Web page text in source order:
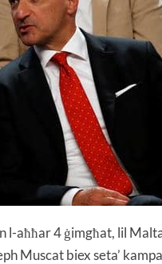
aħħar 4 ġimgħat, lil
Muscat biex seta’